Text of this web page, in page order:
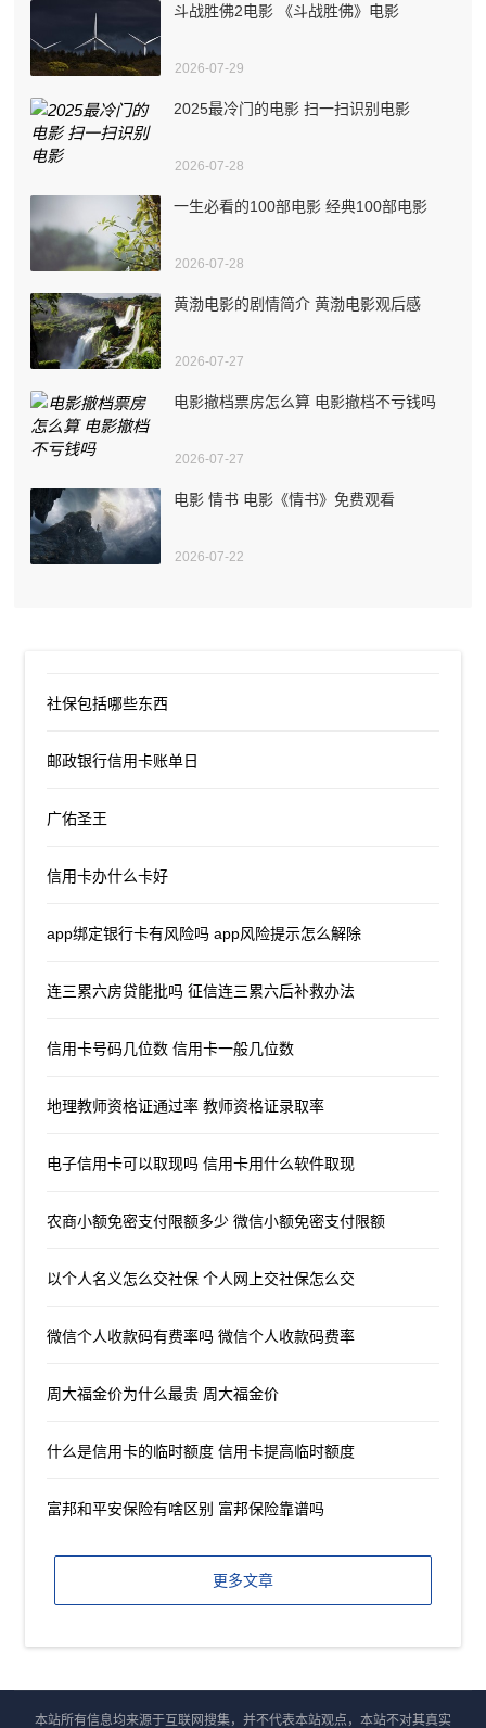
斗战胜佛2电影 《斗战胜佛》电影
2026-07-29
2025最冷门的电影 扫一扫识别电影
2026-07-28
一生必看的100部电影 经典100部电影
2026-07-28
黄渤电影的剧情简介 黄渤电影观后感
2026-07-27
电影撤档票房怎么算 电影撤档不亏钱吗
2026-07-27
电影 情书 电影《情书》免费观看
2026-07-22
社保包括哪些东西
邮政银行信用卡账单日
广佑圣王
信用卡办什么卡好
app绑定银行卡有风险吗 app风险提示怎么解除
连三累六房贷能批吗 征信连三累六后补救办法
信用卡号码几位数 信用卡一般几位数
地理教师资格证通过率 教师资格证录取率
电子信用卡可以取现吗 信用卡用什么软件取现
农商小额免密支付限额多少 微信小额免密支付限额
以个人名义怎么交社保 个人网上交社保怎么交
微信个人收款码有费率吗 微信个人收款码费率
周大福金价为什么最贵 周大福金价
什么是信用卡的临时额度 信用卡提高临时额度
富邦和平安保险有啥区别 富邦保险靠谱吗
更多文章
本站所有信息均来源于互联网搜集，并不代表本站观点，本站不对其真实